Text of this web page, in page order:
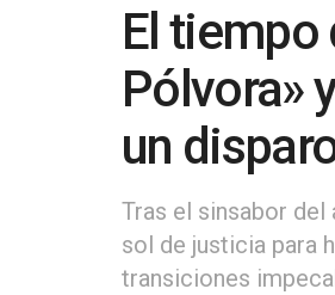
El tiempo
Pólvora»
un
Tras el sinsabor del
sol de justicia para
transiciones